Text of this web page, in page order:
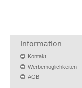
Information
Kontakt
Werbemöglichkeiten
AGB